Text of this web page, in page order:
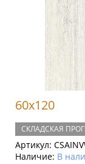
60x120
СКЛАДСКАЯ
Артикул:
Наличие: В